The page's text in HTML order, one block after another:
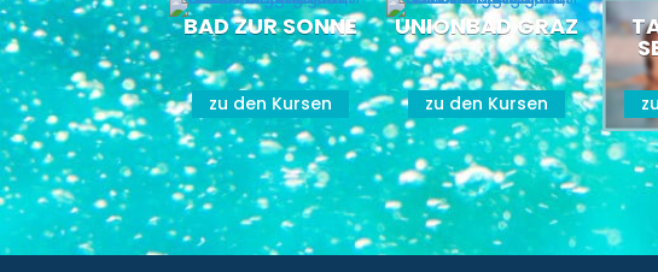
BAD ZUR SONNE
zu den Kursen
UNIONBAD GRAZ
zu den Kursen